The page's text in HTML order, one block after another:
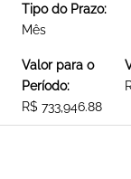
Tipo do Prazo:
Mês
Valor para o
Período:
R$ 733,946.88